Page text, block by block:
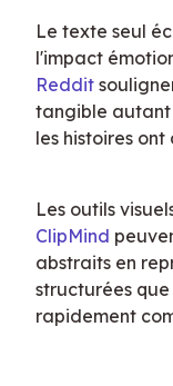
Le texte seul
l'impact
Reddit
tangible autant
les histoires
ClipMind
abstraits en
structurées
rapidement